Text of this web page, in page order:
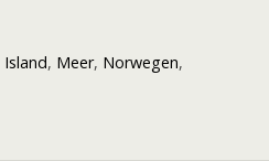
Island, Meer, Norwegen,